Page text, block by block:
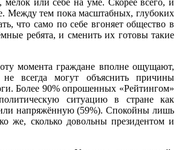
Между тем пока масштабных, глубоких
что само по себе вгоняет общество в
ребята, и сменить их готовы такие
момента граждане вполне ощущают,
всегда могут объяснить причины
Более 90% опрошенных «Рейтингом»
ситуацию в стране как
напряжённую (59%). Спокойны лишь
же, сколько довольны президентом и